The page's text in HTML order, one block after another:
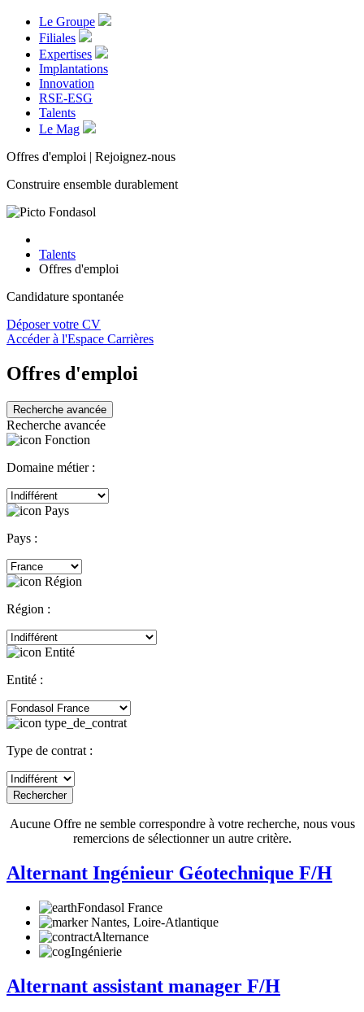
Le Groupe
Filiales
Expertises
Implantations
Innovation
RSE-ESG
Talents
Le Mag
Offres d'emploi | Rejoignez-nous
Construire ensemble durablement
Talents
Offres d'emploi
Candidature spontanée
Déposer votre CV
Accéder à l'Espace Carrières
Offres d'emploi
Recherche avancée
Recherche avancée
Domaine métier :
Pays :
Région :
Entité :
Type de contrat :
Rechercher
Aucune Offre ne semble correspondre à votre recherche, nous vous
remercions de sélectionner un autre critère.
Alternant Ingénieur Géotechnique F/H
Fondasol France
Nantes, Loire-Atlantique
Alternance
Ingénierie
Alternant assistant manager F/H